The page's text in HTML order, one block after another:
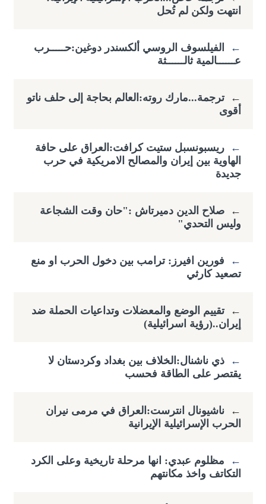
انتهت ولكن لم تُحل
←
الفيلسوف الروسي ألكسندر دوغين:حـــــرب
عــــــالمية ثالــــــثة
← ترجمة...مارك روته:العالم بحاجة إلى حلف ناتو
أقوى
←
ريسبونسبل ستيت كرافت:العراق على حافة
الهاوية بين إيران والمصالح الامريكية في حرب
جديدة
←
صلاح الدين دميرتاش :"حان وقت الشجاعة
وليس التحدي"
←
فورين افيرز: ترامب بين دخول الحرب او منع
تصعيد كارثي
← تقييم الوضع والمعضلات وتداعيات الحملة ضد
إيران..(رؤية اسرائيلية)
←
ذي ناشنال:الخلاف بين بغداد وكردستان لا
يقتصر على الطاقة فحسب
←
ناشيونال انترست:العراق في مرمى نيران
الحرب الإسرائيلية الإيرانية
←
مظلوم عبدي: انها مرحلة تاريخية وعلى الكرد
التكاتف واخذ مكانتهم